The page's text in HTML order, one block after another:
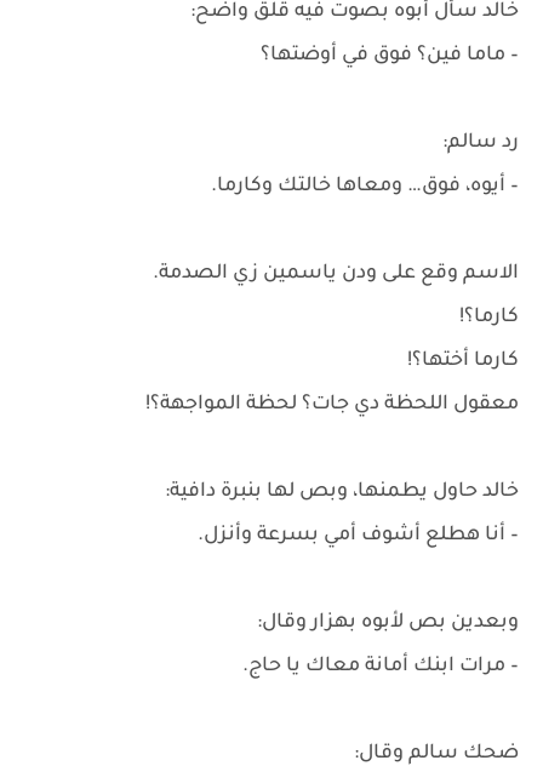
خالد سأل أبوه بصوت فيه قلق واضح:
– ماما فين؟ فوق في أوضتها؟
رد سالم:
– أيوه، فوق… ومعاها خالتك وكارما.
الاسم وقع على ودن ياسمين زي الصدمة.
كارما؟!
كارما أختها؟!
معقول اللحظة دي جات؟ لحظة المواجهة؟!
خالد حاول يطمنها، وبص لها بنبرة دافية:
– أنا هطلع أشوف أمي بسرعة وأنزل.
وبعدين بص لأبوه بهزار وقال:
– مرات ابنك أمانة معاك يا حاج.
ضحك سالم وقال: